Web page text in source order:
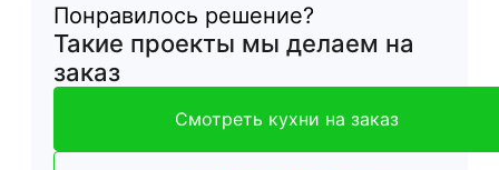
Понравилось решение?
Такие проекты мы делаем на
заказ
Смотреть кухни на заказ